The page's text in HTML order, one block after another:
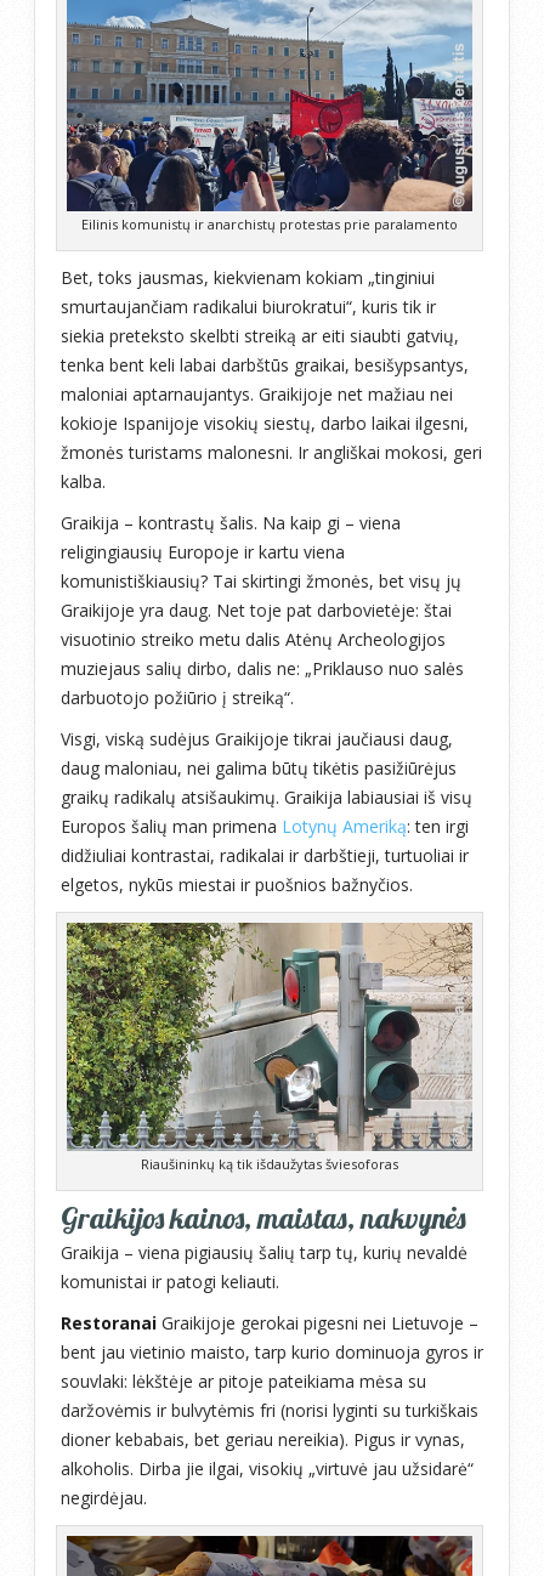
Eilinis komunistų ir anarchistų protestas prie paralamento
Bet, toks jausmas, kiekvienam kokiam „tinginiui
smurtaujančiam radikalui biurokratui“, kuris tik ir
siekia preteksto skelbti streiką ar eiti siaubti gatvių,
tenka bent keli labai darbštūs graikai, besišypsantys,
maloniai aptarnaujantys. Graikijoje net mažiau nei
kokioje Ispanijoje visokių siestų, darbo laikai ilgesni,
žmonės turistams malonesni. Ir angliškai mokosi, geri
kalba.
Graikija – kontrastų šalis. Na kaip gi – viena
religingiausių Europoje ir kartu viena
komunistiškiausių? Tai skirtingi žmonės, bet visų jų
Graikijoje yra daug. Net toje pat darbovietėje: štai
visuotinio streiko metu dalis Atėnų Archeologijos
muziejaus salių dirbo, dalis ne: „Priklauso nuo salės
darbuotojo požiūrio į streiką“.
Visgi, viską sudėjus Graikijoje tikrai jaučiausi daug,
daug maloniau, nei galima būtų tikėtis pasižiūrėjus
graikų radikalų atsišaukimų. Graikija labiausiai iš visų
Europos šalių man primena Lotynų Ameriką: ten irgi
didžiuliai kontrastai, radikalai ir darbštieji, turtuoliai ir
elgetos, nykūs miestai ir puošnios bažnyčios.
Riaušininkų ką tik išdaužytas šviesoforas
Graikijos kainos, maistas, nakvynės
Graikija – viena pigiausių šalių tarp tų, kurių nevaldė
komunistai ir patogi keliauti.
Restoranai Graikijoje gerokai pigesni nei Lietuvoje –
bent jau vietinio maisto, tarp kurio dominuoja gyros ir
souvlaki: lėkštėje ar pitoje pateikiama mėsa su
daržovėmis ir bulvytėmis fri (norisi lyginti su turkiškais
dioner kebabais, bet geriau nereikia). Pigus ir vynas,
alkoholis. Dirba jie ilgai, visokių „virtuvė jau užsidarė“
negirdėjau.